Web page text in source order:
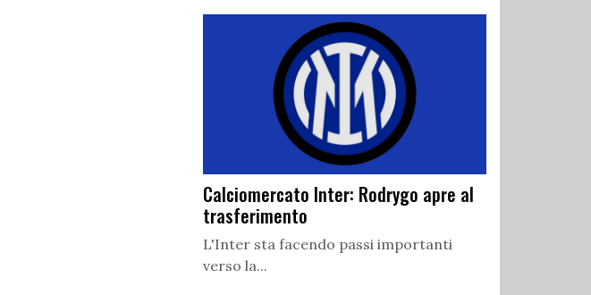
Calciomercato Inter: Rodrygo apre al
trasferimento
L'Inter sta facendo passi importanti
verso la...